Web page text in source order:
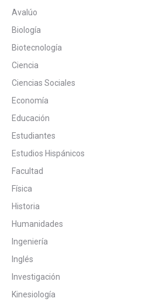
Avalúo
Biología
Biotecnología
Ciencia
Ciencias Sociales
Economía
Educación
Estudiantes
Estudios Hispánicos
Facultad
Física
Historia
Humanidades
Ingeniería
Inglés
Investigación
Kinesiología